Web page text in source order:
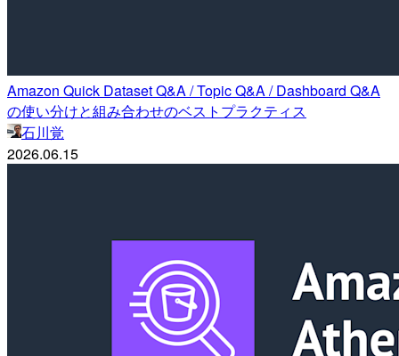
Amazon Quick Dataset Q&A / Topic Q&A / Dashboard Q&A
の使い分けと組み合わせのベストプラクティス
石川覚
2026.06.15